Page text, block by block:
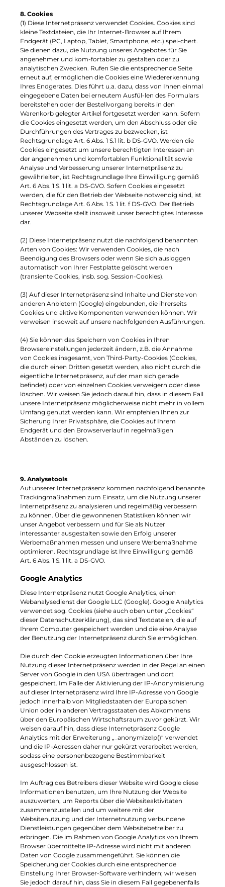
8. Cookies
(1) Diese Internetpräsenz verwendet Cookies. Cookies sind
kleine Textdateien, die Ihr Internet-Browser auf Ihrem
Endgerät (PC, Laptop, Tablet, Smartphone, etc.) spei-chert.
Sie dienen dazu, die Nutzung unseres Angebotes für Sie
angenehmer und kom-fortabler zu gestalten oder zu
analytischen Zwecken. Rufen Sie die entsprechende Seite
erneut auf, ermöglichen die Cookies eine Wiedererkennung
Ihres Endgerätes. Dies führt u.a. dazu, dass von Ihnen einmal
eingegebene Daten bei erneutem Ausfül-len des Formulars
bereitstehen oder der Bestellvorgang bereits in den
Warenkorb gelegter Artikel fortgesetzt werden kann. Sofern
die Cookies eingesetzt werden, um den Abschluss oder die
Durchführungen des Vertrages zu bezwecken, ist
Rechtsgrundlage Art. 6 Abs. 1 S.1 lit. b DS-GVO. Werden die
Cookies eingesetzt um unsere berechtigten Interessen an
der angenehmen und komfortablen Funktionalität sowie
Analyse und Verbesserung unserer Internetpräsenz zu
gewährleiten, ist Rechtsgrundlage Ihre Einwilligung gemäß
Art. 6 Abs. 1 S. 1 lit. a DS-GVO. Sofern Cookies eingesetzt
werden, die für den Betrieb der Webseite notwendig sind, ist
Rechtsgrundlage Art. 6 Abs. 1 S. 1 lit. f DS-GVO. Der Betrieb
unserer Webseite stellt insoweit unser berechtigtes Interesse
dar.
(2) Diese Internetpräsenz nutzt die nachfolgend benannten
Arten von Cookies: Wir verwenden Cookies, die nach
Beendigung des Browsers oder wenn Sie sich ausloggen
automatisch von Ihrer Festplatte gelöscht werden
(transiente Cookies, insb. sog. Session-Cookies).
(3) Auf dieser Internetpräsenz sind Inhalte und Dienste von
anderen Anbietern (Google) eingebunden, die ihrerseits
Cookies und aktive Komponenten verwenden können. Wir
verweisen insoweit auf unsere nachfolgenden Ausführungen.
(4) Sie können das Speichern von Cookies in Ihren
Browsereinstellungen jederzeit ändern, z.B. die Annahme
von Cookies insgesamt, von Third-Party-Cookies (Cookies,
die durch einen Dritten gesetzt werden, also nicht durch die
eigentliche Internetpräsenz, auf der man sich gerade
befindet) oder von einzelnen Cookies verweigern oder diese
löschen. Wir weisen Sie jedoch darauf hin, dass in diesem Fall
unsere Internetpräsenz möglicherweise nicht mehr in vollem
Umfang genutzt werden kann. Wir empfehlen Ihnen zur
Sicherung Ihrer Privatsphäre, die Cookies auf Ihrem
Endgerät und den Browserverlauf in regelmäßigen
Abständen zu löschen.
9. Analysetools
Auf unserer Internetpräsenz kommen nachfolgend benannte
Trackingmaßnahmen zum Einsatz, um die Nutzung unserer
Internetpräsenz zu analysieren und regelmäßig verbessern
zu können. Über die gewonnenen Statistiken können wir
unser Angebot verbessern und für Sie als Nutzer
interessanter ausgestalten sowie den Erfolg unserer
Werbemaßnahmen messen und unsere Werbemaßnahme
optimieren. Rechtsgrundlage ist Ihre Einwilligung gemäß
Art. 6 Abs. 1 S. 1 lit. a DS-GVO.
Google Analytics
Diese Internetpräsenz nutzt Google Analytics, einen
Webanalysedienst der Google LLC (Google). Google Analytics
verwendet sog. Cookies (siehe auch oben unter „Cookies“
dieser Datenschutzerklärung), das sind Textdateien, die auf
Ihrem Computer gespeichert werden und die eine Analyse
der Benutzung der Internetpräsenz durch Sie ermöglichen.
Die durch den Cookie erzeugten Informationen über Ihre
Nutzung dieser Internetpräsenz werden in der Regel an einen
Server von Google in den USA übertragen und dort
gespeichert. Im Falle der Aktivierung der IP-Anonymisierung
auf dieser Internetpräsenz wird Ihre IP-Adresse von Google
jedoch innerhalb von Mitgliedstaaten der Europäischen
Union oder in anderen Vertragsstaaten des Abkommens
über den Europäischen Wirtschaftsraum zuvor gekürzt. Wir
weisen darauf hin, dass diese Internetpräsenz Google
Analytics mit der Erweiterung „_anonymizeIp()“ verwendet
und die IP-Adressen daher nur gekürzt verarbeitet werden,
sodass eine personenbezogene Bestimmbarkeit
ausgeschlossen ist.
Im Auftrag des Betreibers dieser Website wird Google diese
Informationen benutzen, um Ihre Nutzung der Website
auszuwerten, um Reports über die Websiteaktivitäten
zusammenzustellen und um weitere mit der
Websitenutzung und der Internetnutzung verbundene
Dienstleistungen gegenüber dem Websitebetreiber zu
erbringen. Die im Rahmen von Google Analytics von Ihrem
Browser übermittelte IP-Adresse wird nicht mit anderen
Daten von Google zusammengeführt. Sie können die
Speicherung der Cookies durch eine entsprechende
Einstellung Ihrer Browser-Software verhindern; wir weisen
Sie jedoch darauf hin, dass Sie in diesem Fall gegebenenfalls